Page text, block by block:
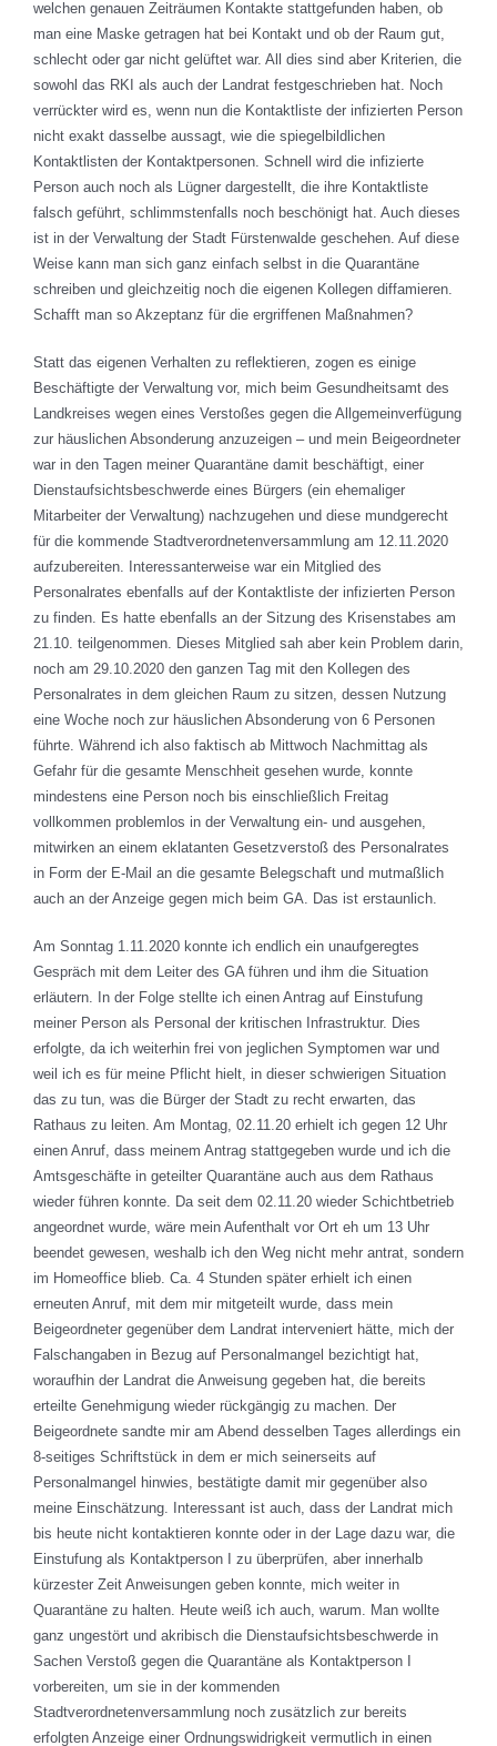
welchen genauen Zeiträumen Kontakte stattgefunden haben, ob
man eine Maske getragen hat bei Kontakt und ob der Raum gut,
schlecht oder gar nicht gelüftet war. All dies sind aber Kriterien, die
sowohl das RKI als auch der Landrat festgeschrieben hat. Noch
verrückter wird es, wenn nun die Kontaktliste der infizierten Person
nicht exakt dasselbe aussagt, wie die spiegelbildlichen
Kontaktlisten der Kontaktpersonen. Schnell wird die infizierte
Person auch noch als Lügner dargestellt, die ihre Kontaktliste
falsch geführt, schlimmstenfalls noch beschönigt hat. Auch dieses
ist in der Verwaltung der Stadt Fürstenwalde geschehen. Auf diese
Weise kann man sich ganz einfach selbst in die Quarantäne
schreiben und gleichzeitig noch die eigenen Kollegen diffamieren.
Schafft man so Akzeptanz für die ergriffenen Maßnahmen?
Statt das eigenen Verhalten zu reflektieren, zogen es einige
Beschäftigte der Verwaltung vor, mich beim Gesundheitsamt des
Landkreises wegen eines Verstoßes gegen die Allgemeinverfügung
zur häuslichen Absonderung anzuzeigen – und mein Beigeordneter
war in den Tagen meiner Quarantäne damit beschäftigt, einer
Dienstaufsichtsbeschwerde eines Bürgers (ein ehemaliger
Mitarbeiter der Verwaltung) nachzugehen und diese mundgerecht
für die kommende Stadtverordnetenversammlung am 12.11.2020
aufzubereiten. Interessanterweise war ein Mitglied des
Personalrates ebenfalls auf der Kontaktliste der infizierten Person
zu finden. Es hatte ebenfalls an der Sitzung des Krisenstabes am
21.10. teilgenommen. Dieses Mitglied sah aber kein Problem darin,
noch am 29.10.2020 den ganzen Tag mit den Kollegen des
Personalrates in dem gleichen Raum zu sitzen, dessen Nutzung
eine Woche noch zur häuslichen Absonderung von 6 Personen
führte. Während ich also faktisch ab Mittwoch Nachmittag als
Gefahr für die gesamte Menschheit gesehen wurde, konnte
mindestens eine Person noch bis einschließlich Freitag
vollkommen problemlos in der Verwaltung ein- und ausgehen,
mitwirken an einem eklatanten Gesetzverstoß des Personalrates
in Form der E-Mail an die gesamte Belegschaft und mutmaßlich
auch an der Anzeige gegen mich beim GA. Das ist erstaunlich.
Am Sonntag 1.11.2020 konnte ich endlich ein unaufgeregtes
Gespräch mit dem Leiter des GA führen und ihm die Situation
erläutern. In der Folge stellte ich einen Antrag auf Einstufung
meiner Person als Personal der kritischen Infrastruktur. Dies
erfolgte, da ich weiterhin frei von jeglichen Symptomen war und
weil ich es für meine Pflicht hielt, in dieser schwierigen Situation
das zu tun, was die Bürger der Stadt zu recht erwarten, das
Rathaus zu leiten. Am Montag, 02.11.20 erhielt ich gegen 12 Uhr
einen Anruf, dass meinem Antrag stattgegeben wurde und ich die
Amtsgeschäfte in geteilter Quarantäne auch aus dem Rathaus
wieder führen konnte. Da seit dem 02.11.20 wieder Schichtbetrieb
angeordnet wurde, wäre mein Aufenthalt vor Ort eh um 13 Uhr
beendet gewesen, weshalb ich den Weg nicht mehr antrat, sondern
im Homeoffice blieb. Ca. 4 Stunden später erhielt ich einen
erneuten Anruf, mit dem mir mitgeteilt wurde, dass mein
Beigeordneter gegenüber dem Landrat interveniert hätte, mich der
Falschangaben in Bezug auf Personalmangel bezichtigt hat,
woraufhin der Landrat die Anweisung gegeben hat, die bereits
erteilte Genehmigung wieder rückgängig zu machen. Der
Beigeordnete sandte mir am Abend desselben Tages allerdings ein
8-seitiges Schriftstück in dem er mich seinerseits auf
Personalmangel hinwies, bestätigte damit mir gegenüber also
meine Einschätzung. Interessant ist auch, dass der Landrat mich
bis heute nicht kontaktieren konnte oder in der Lage dazu war, die
Einstufung als Kontaktperson I zu überprüfen, aber innerhalb
kürzester Zeit Anweisungen geben konnte, mich weiter in
Quarantäne zu halten. Heute weiß ich auch, warum. Man wollte
ganz ungestört und akribisch die Dienstaufsichtsbeschwerde in
Sachen Verstoß gegen die Quarantäne als Kontaktperson I
vorbereiten, um sie in der kommenden
Stadtverordnetenversammlung noch zusätzlich zur bereits
erfolgten Anzeige einer Ordnungswidrigkeit vermutlich in einen